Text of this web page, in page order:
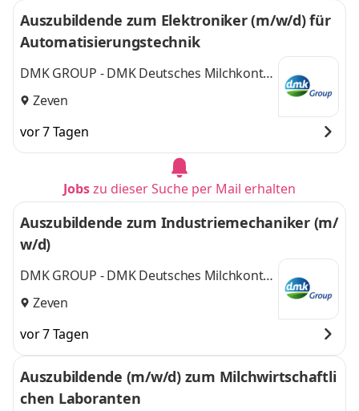
Auszubildende zum Elektroniker (m/w/d) für
Automatisierungstechnik
DMK GROUP - DMK Deutsches Milchkontor
GmbH
Zeven
vor 7 Tagen
Jobszu dieser Suche per Mail erhalten
Auszubildende zum Industriemechaniker (m/
w/d)
DMK GROUP - DMK Deutsches Milchkontor
GmbH
Zeven
vor 7 Tagen
Auszubildende (m/w/d) zum Milchwirtschaftli
chen Laboranten